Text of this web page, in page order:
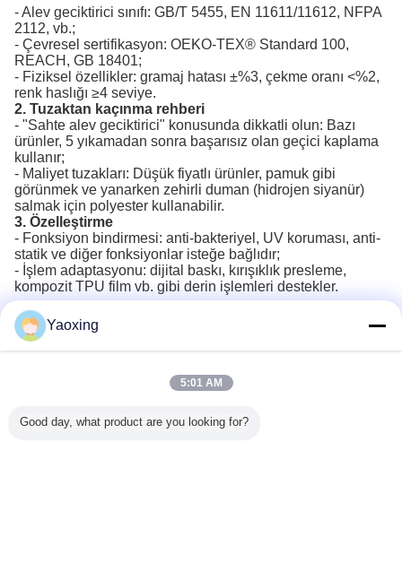
- Alev geciktirici sınıfı: GB/T 5455, EN 11611/11612, NFPA
2112, vb.;
- Çevresel sertifikasyon: OEKO-TEX® Standard 100,
REACH, GB 18401;
- Fiziksel özellikler: gramaj hatası ±%3, çekme oranı <%2,
renk haslığı ≥4 seviye.
2. Tuzaktan kaçınma rehberi
- "Sahte alev geciktirici" konusunda dikkatli olun: Bazı
ürünler, 5 yıkamadan sonra başarısız olan geçici kaplama
kullanır;
- Maliyet tuzakları: Düşük fiyatlı ürünler, pamuk gibi
görünmek ve yanarken zehirli duman (hidrojen siyanür)
salmak için polyester kullanabilir.
3. Özelleştirme
- Fonksiyon bindirmesi: anti-bakteriyel, UV koruması, anti-
statik ve diğer fonksiyonlar isteğe bağlıdır;
- İşlem adaptasyonu: dijital baskı, kırışıklık presleme,
kompozit TPU film vb. gibi derin işlemleri destekler.
Recommended Products
Yaoxing
5:01 AM
Good day, what product are you looking for?